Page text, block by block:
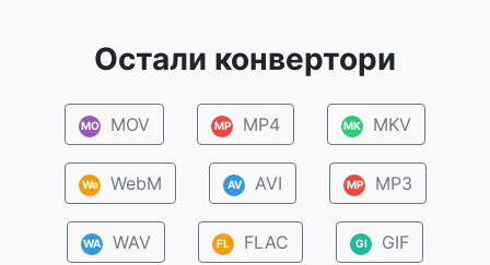
Остали конвертори
MO MOV MP MP4 MK MKV
We WebM AV AVI MP MP3
WA WAV FL FLAC GI GIF